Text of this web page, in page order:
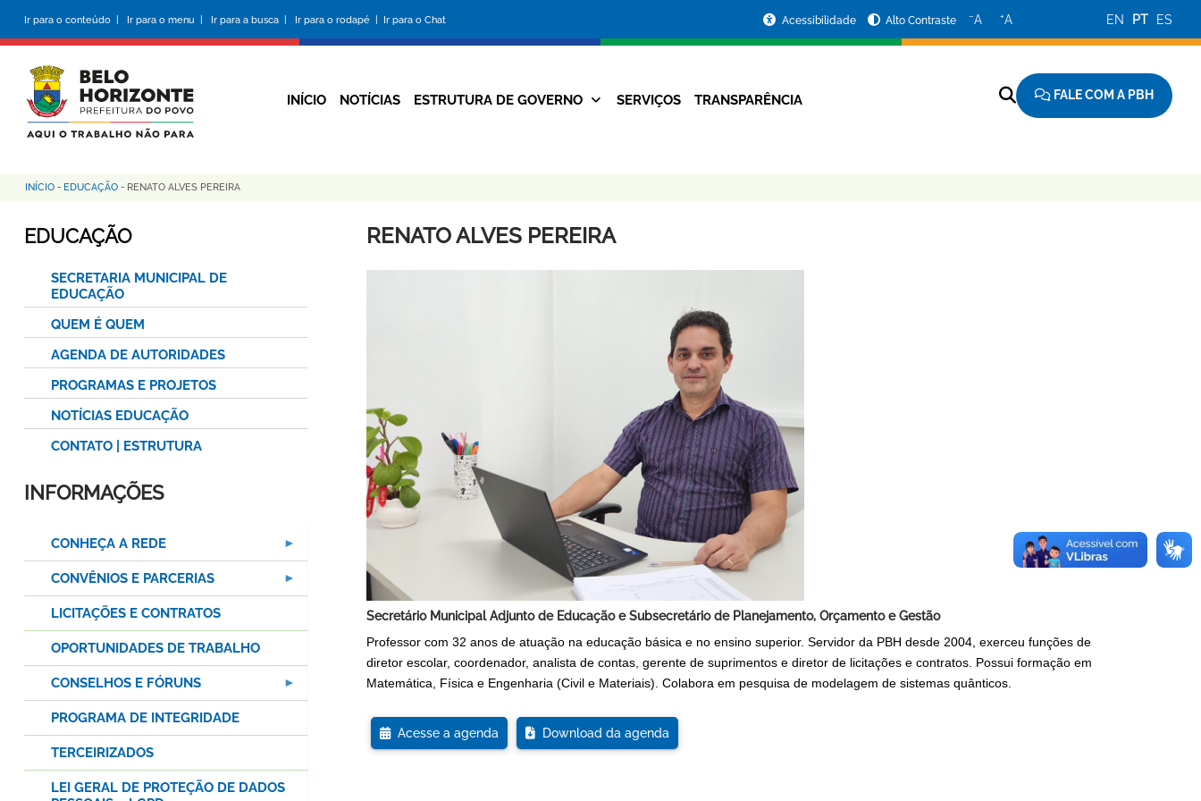
conteúdo
principal
Ir para o conteúdo | Ir para o menu | Ir para a busca | Ir para o rodapé | Ir para o Chat
da
Prefeitura
Acessibilidade Alto Contraste −A +A EN PT ES
Navegação
INÍCIO NOTÍCIAS ESTRUTURA DE GOVERNO SERVIÇOS TRANSPARÊNCIA FALE COM A PBH
Trilha
de
INÍCIO - EDUCAÇÃO - RENATO ALVES PEREIRA
RENATO ALVES PEREIRA
Secretário Municipal Adjunto de Educação e Subsecretário de Planejamento, Orçamento e Gestão
Professor com 32 anos de atuação na educação básica e no ensino superior. Servidor da PBH desde 2004, exerceu funções de
diretor escolar, coordenador, analista de contas, gerente de suprimentos e diretor de licitações e contratos. Possui formação em
Matemática, Física e Engenharia (Civil e Materiais). Colabora em pesquisa de modelagem de sistemas quânticos.
Acesse a agenda Download da agenda
EDUCAÇÃO
SECRETARIA MUNICIPAL DE
EDUCAÇÃO
QUEM É QUEM
AGENDA DE AUTORIDADES
PROGRAMAS E PROJETOS
NOTÍCIAS EDUCAÇÃO
CONTATO | ESTRUTURA
INFORMAÇÕES
CONHEÇA A REDE
CONVÊNIOS E PARCERIAS
LICITAÇÕES E CONTRATOS
OPORTUNIDADES DE TRABALHO
CONSELHOS E FÓRUNS
PROGRAMA DE INTEGRIDADE
TERCEIRIZADOS
LEI GERAL DE PROTEÇÃO DE DADOS